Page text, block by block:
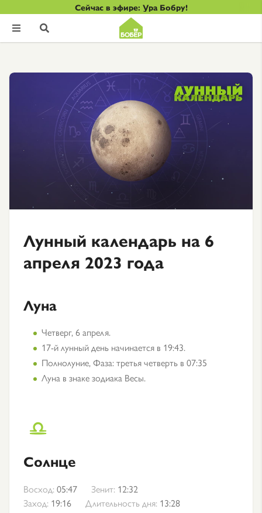
Сейчас в эфире: Ура Бобру!
 
Лунный календарь на 6
апреля 2023 года
Луна
Четверг, 6 апреля.
17-й лунный день начинается в 19:43.
Полнолуние, Фаза: третья четверть в 07:35
Луна в знаке зодиака Весы.
Солнце
Восход: 05:47 Зенит: 12:32
Заход: 19:16 Длительность дня: 13:28